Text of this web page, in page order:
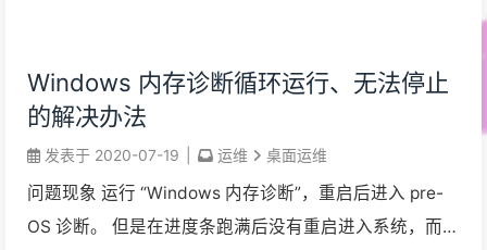
Windows 内存诊断循环运行、无法停止
的解决办法
发表于 2020-07-19 运维 桌面运维
问题现象 运行 “Windows 内存诊断”，重启后进入 pre-
OS 诊断。 但是在进度条跑满后没有重启进入系统，而是